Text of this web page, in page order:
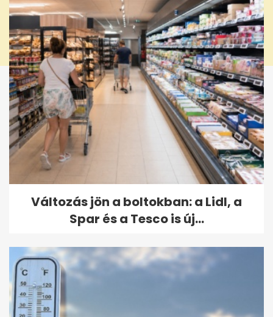
Változás jön a boltokban: a Lidl, a
Spar és a Tesco is új...